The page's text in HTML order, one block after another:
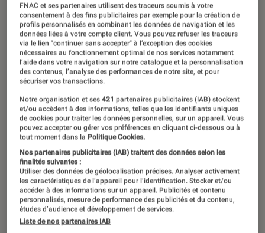
Black Friday 2019 – Le Lenovo Smart
Display 8″ à 99,99 euros au lieu de
179,99 euros
ACTU
Maison connectée • 25 nov. 2019
FNAC et ses partenaires utilisent des traceurs soumis à votre
consentement à des fins publicitaires par exemple pour la création de
profils personnalisés en combinant les données de navigation et les
données liées à votre compte client. Vous pouvez refuser les traceurs
via le lien "continuer sans accepter" à l’exception des cookies
nécessaires au fonctionnement optimal de nos services notamment
l’aide dans votre navigation sur notre catalogue et la personnalisation
des contenus, l’analyse des performances de notre site, et pour
sécuriser vos transactions.
Notre organisation et ses421 partenaires publicitaires (IAB) stockent
et/ou accèdent à des informations, telles que les identifiants uniques
de cookies pour traiter les données personnelles, sur un appareil. Vous
pouvez accepter ou gérer vos préférences en cliquant ci-dessous ou à
tout moment dans la Politique Cookies.
Nos partenaires publicitaires (IAB) traitent des données selon les
finalités suivantes :
Utiliser des données de géolocalisation précises. Analyser activement
les caractéristiques de l’appareil pour l’identification. Stocker et/ou
accéder à des informations sur un appareil. Publicités et contenu
personnalisés, mesure de performance des publicités et du contenu,
études d’audience et développement de services.
Liste de nos partenaires IAB